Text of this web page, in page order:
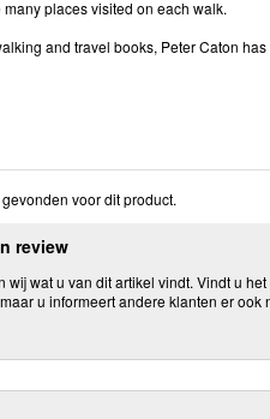
places visited on each walk.
and travel books, Peter Caton
voor dit product.
review
wij wat u van dit artikel vindt. Vindt u
u informeert andere klanten er ook